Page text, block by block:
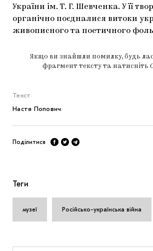
України ім. Т. Г. Шевченка. У її
органічно поєдналися витоки
живописного та поетичного
Якщо ви знайшли помилку, будь
фрагмент тексту та натисніть
Текст
Настя Попович
Поділитися
Теги
музеї Російсько-українська війна